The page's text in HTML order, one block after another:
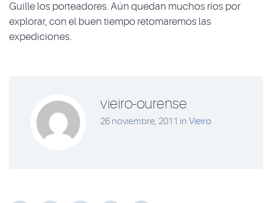
Guille los porteadores. Aún quedan muchos ríos por
explorar, con el buen tiempo retomaremos las
expediciones.
vieiro-ourense
26 noviembre, 2011 in Vieiro